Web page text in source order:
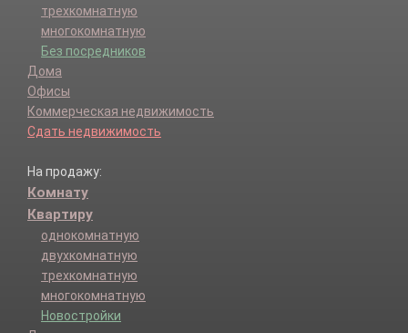
трехкомнатную
многокомнатную
Без посредников
Дома
Офисы
Коммерческая недвижимость
Сдать недвижимость
На продажу:
Комнату
Квартиру
однокомнатную
двухкомнатную
трехкомнатную
многокомнатную
Новостройки